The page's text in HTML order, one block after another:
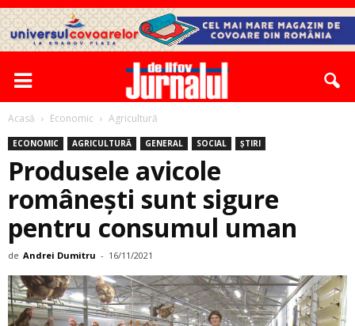
Acasă Economic Agricultură
ECONOMIC AGRICULTURĂ GENERAL SOCIAL ȘTIRI
Produsele avicole
româneşti sunt sigure
pentru consumul uman
de Andrei Dumitru - 16/11/2021